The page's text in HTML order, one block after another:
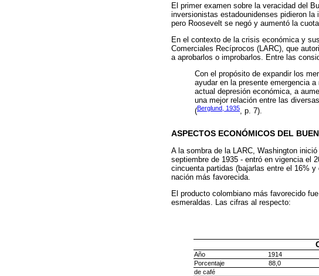
El primer examen sobre la veracidad del
inversionistas estadounidenses pidieron
pero Roosevelt se negó y aumentó la
En el contexto de la crisis económica y
Comerciales Recíprocos (LARC), que
a aprobarlos o improbarlos. Entre las
Con el propósito de expandir los
ayudar en la presente emergencia
actual depresión económica, a
una mejor relación entre las
(Berglund, 1935, p. 7).
ASPECTOS ECONÓMICOS DEL
A la sombra de la LARC, Washington
septiembre de 1935 - entró en vigencia el
cincuenta partidas (bajarlas entre el 16%
nación más favorecida.
El producto colombiano más favorecido
esmeraldas. Las cifras al respecto:
Año 1914
Porcentaje
88,0
de café